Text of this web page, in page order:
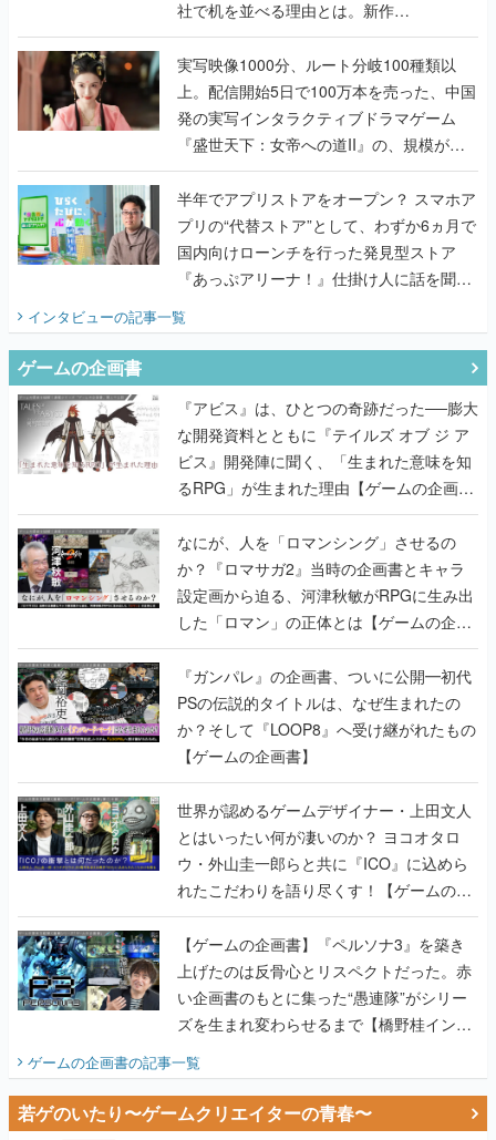
社で机を並べる理由とは。新作
『TATSUJIN EXTREME』で初タッグを組
んだレジェンド2人に訊く開発秘話
実写映像1000分、ルート分岐100種類以
上。配信開始5日で100万本を売った、中国
発の実写インタラクティブドラマゲーム
『盛世天下：女帝への道II』の、規模が違
うこだわりをプロデューサーに聞いた
半年でアプリストアをオープン？ スマホア
プリの“代替ストア”として、わずか6ヵ月で
国内向けローンチを行った発見型ストア
『あっぷアリーナ！』仕掛け人に話を聞い
インタビューの記事一覧
ゲームの企画書
『アビス』は、ひとつの奇跡だった──膨大
な開発資料とともに『テイルズ オブ ジ ア
ビス』開発陣に聞く、「生まれた意味を知
るRPG」が生まれた理由【ゲームの企画
書】
なにが、人を「ロマンシング」させるの
か？『ロマサガ2』当時の企画書とキャラ
設定画から迫る、河津秋敏がRPGに生み出
した「ロマン」の正体とは【ゲームの企画
書】
『ガンパレ』の企画書、ついに公開━初代
PSの伝説的タイトルは、なぜ生まれたの
か？そして『LOOP8』へ受け継がれたもの
【ゲームの企画書】
世界が認めるゲームデザイナー・上田文人
とはいったい何が凄いのか？ ヨコオタロ
ウ・外山圭一郎らと共に『ICO』に込めら
れたこだわりを語り尽くす！【ゲームの企
画書】
【ゲームの企画書】『ペルソナ3』を築き
上げたのは反骨心とリスペクトだった。赤
い企画書のもとに集った“愚連隊”がシリー
ズを生まれ変わらせるまで【橋野桂インタ
ゲームの企画書の記事一覧
若ゲのいたり〜ゲームクリエイターの青春〜